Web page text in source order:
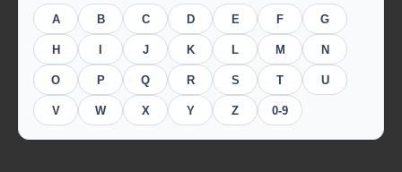
A B C D E F G
H J K L M N
O P Q R S T U
V W X Y Z 0-9